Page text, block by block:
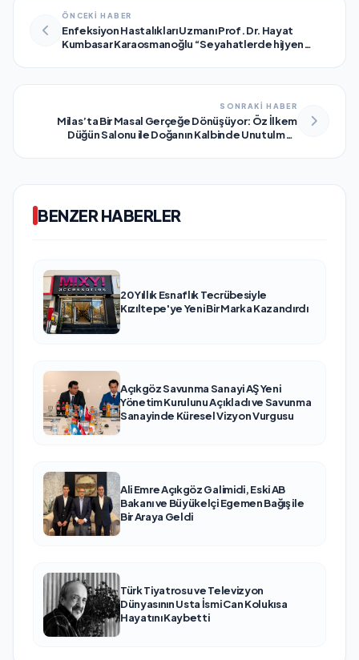
ÖNCEKİ HABER
Enfeksiyon Hastalıkları Uzmanı Prof. Dr. Hayat
Kumbasar Karaosmanoğlu “Seyahatlerde hijyen
SONRAKİ HABER
Milas’ta Bir Masal Gerçeğe Dönüşüyor: Öz İlkem
Düğün Salonu ile Doğanın Kalbinde Unutulmaz
BENZER HABERLER
20 Yıllık Esnaflık Tecrübesiyle
Kızıltepe'ye Yeni Bir Marka Kazandırdı
Açıkgöz Savunma Sanayi AŞ Yeni
Yönetim Kurulunu Açıkladı ve Savunma
Sanayinde Küresel Vizyon Vurgusu
Ali Emre Açıkgöz Galimidi, Eski AB
Bakanı ve Büyükelçi Egemen Bağış ile
Bir Araya Geldi
Türk Tiyatrosu ve Televizyon
Dünyasının Usta İsmi Can Kolukısa
Hayatını Kaybetti